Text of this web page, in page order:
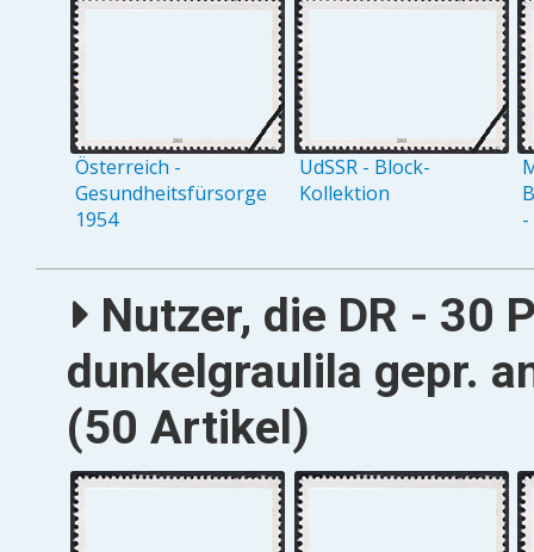
Österreich -
Gesundheitsfürsorge
1954
UdSSR - Block-
Kollektion
Nutzer, die DR - 30
dunkelgraulila gepr.
(50 Artikel)